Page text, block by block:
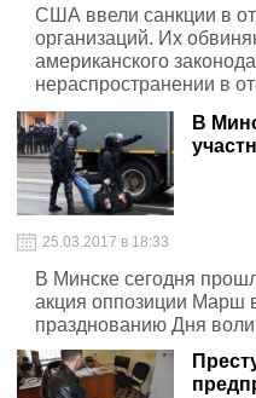
США ввели санкции в
организаций. Их
американского
нераспространении в
Сирии от 2009 года
В
25.03.2017 в 18:33
В Минске сегодня
акция оппозиции Марш
празднованию Дня воли